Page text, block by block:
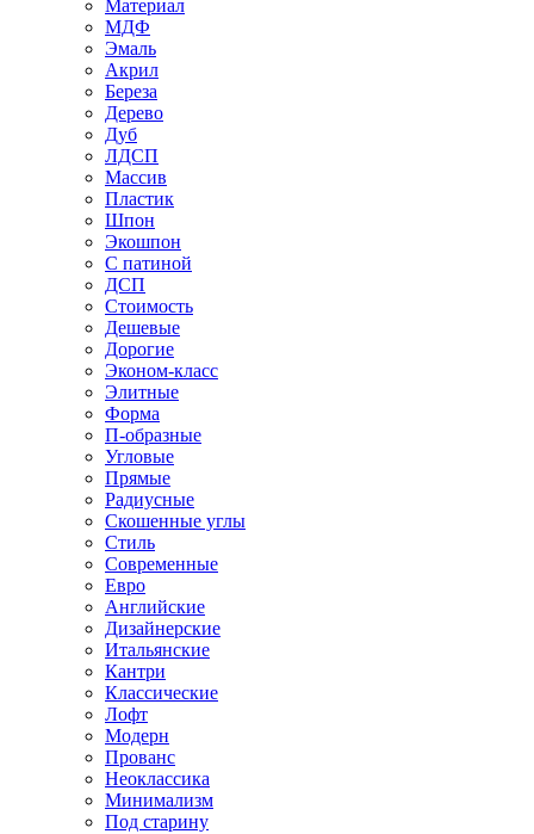
Материал
МДФ
Эмаль
Акрил
Береза
Дерево
Дуб
ЛДСП
Массив
Пластик
Шпон
Экошпон
С патиной
ДСП
Стоимость
Дешевые
Дорогие
Эконом-класс
Элитные
Форма
П-образные
Угловые
Прямые
Радиусные
Скошенные углы
Стиль
Современные
Евро
Английские
Дизайнерские
Итальянские
Кантри
Классические
Лофт
Модерн
Прованс
Неоклассика
Минимализм
Под старину